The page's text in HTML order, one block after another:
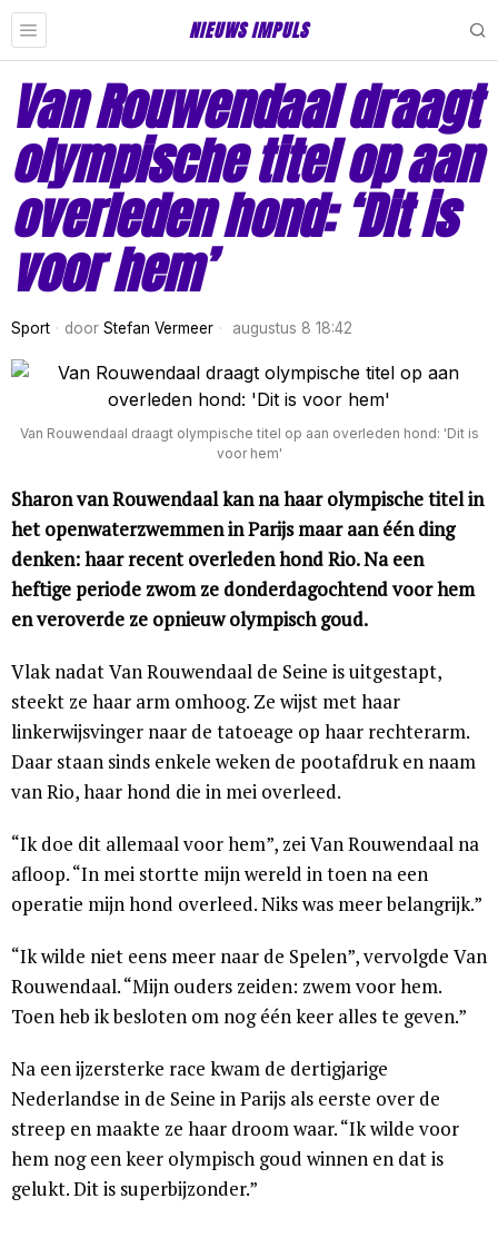
NIEUWS IMPULS
Van Rouwendaal draagt
olympische titel op aan
overleden hond: ‘Dit is
voor hem’
Sport door Stefan Vermeer augustus 8 18:42
Van Rouwendaal draagt olympische titel op aan overleden hond: 'Dit is
voor hem'
Sharon van Rouwendaal kan na haar olympische titel in
het openwaterzwemmen in Parijs maar aan één ding
denken: haar recent overleden hond Rio. Na een
heftige periode zwom ze donderdagochtend voor hem
en veroverde ze opnieuw olympisch goud.
Vlak nadat Van Rouwendaal de Seine is uitgestapt,
steekt ze haar arm omhoog. Ze wijst met haar
linkerwijsvinger naar de tatoeage op haar rechterarm.
Daar staan sinds enkele weken de pootafdruk en naam
van Rio, haar hond die in mei overleed.
“Ik doe dit allemaal voor hem”, zei Van Rouwendaal na
afloop. “In mei stortte mijn wereld in toen na een
operatie mijn hond overleed. Niks was meer belangrijk.”
“Ik wilde niet eens meer naar de Spelen”, vervolgde Van
Rouwendaal. “Mijn ouders zeiden: zwem voor hem.
Toen heb ik besloten om nog één keer alles te geven.”
Na een ijzersterke race kwam de dertigjarige
Nederlandse in de Seine in Parijs als eerste over de
streep en maakte ze haar droom waar. “Ik wilde voor
hem nog een keer olympisch goud winnen en dat is
gelukt. Dit is superbijzonder.”